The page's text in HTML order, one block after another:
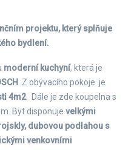
projektu, který splňuje
bydlení.
moderní kuchyní, která je
. Z obývacího pokoje je
4m2. Dále je zde koupelna s
Byt disponuje velkými
dubovou podlahou s
venkovními